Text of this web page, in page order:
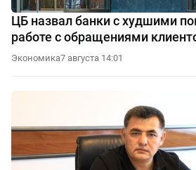
ЦБ назвал банки с худшими
работе с обращениями
Экономика7 августа 14:01